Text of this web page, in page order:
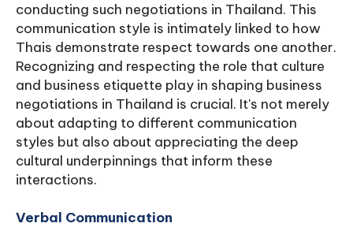
conducting such negotiations in Thailand. This
communication style is intimately linked to how
Thais demonstrate respect towards one another.
Recognizing and respecting the role that culture
and business etiquette play in shaping business
negotiations in Thailand is crucial. It's not merely
about adapting to different communication
styles but also about appreciating the deep
cultural underpinnings that inform these
interactions.
Verbal Communication